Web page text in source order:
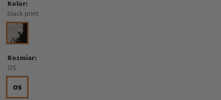
Kolor
black print
Rozmiar
OS
OS